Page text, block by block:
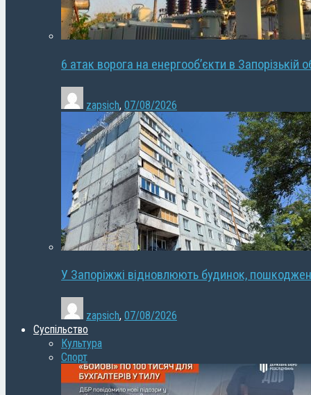
6 атак ворога на енергооб’єкти в Запорізькій
zapsich, 07/08/2026
У Запоріжжі відновлюють будинок,
zapsich, 07/08/2026
Суспільство
Культура
Спорт